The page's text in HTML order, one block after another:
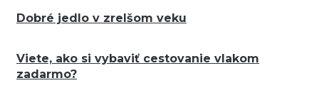
Dobré jedlo v zrelšom veku
Viete, ako si vybaviť cestovanie vlakom
zadarmo?